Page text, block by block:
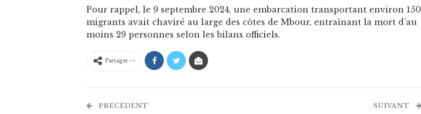
Pour rappel, le 9 septembre 2024, une embarcation transportant environ 150
migrants avait chaviré au large des côtes de Mbour, entraînant la mort d’au
moins 29 personnes selon les bilans officiels.
Partager ->
PRÉCÉDENT SUIVANT